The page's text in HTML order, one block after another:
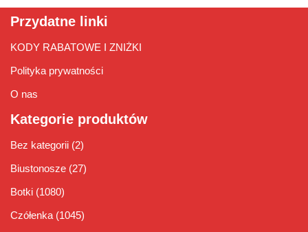
Przydatne linki
KODY RABATOWE I ZNIŻKI
Polityka prywatności
O nas
Kategorie produktów
Bez kategorii (2)
Biustonosze (27)
Botki (1080)
Czółenka (1045)